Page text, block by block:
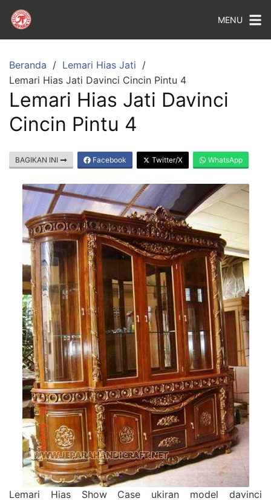
MENU
Beranda
Lemari Hias Jati
Lemari Hias Jati Davinci Cincin Pintu 4
Lemari Hias Jati Davinci
Cincin Pintu 4
BAGIKAN INI Facebook Twitter/X WhatsApp
Lemari Hias Show Case ukiran model davinci